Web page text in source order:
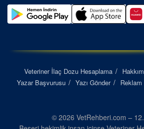
Veteriner İlaç Dozu Hesaplama
Yazar Başvurusu
Yazı Gönder Reklam
© 2026 VetRehberi.com –